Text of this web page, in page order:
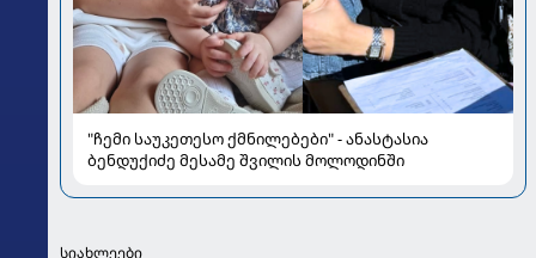
"ჩემი საუკეთესო ქმნილებები" - ანასტასია
ბენდუქიძე მესამე შვილის მოლოდინში
სიახლეები